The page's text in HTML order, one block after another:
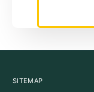
SITEMAP